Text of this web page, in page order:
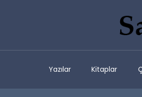
Yazılar Kitaplar